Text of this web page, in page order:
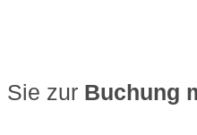
Sie zur Buchung